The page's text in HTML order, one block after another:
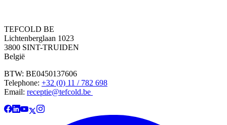
TEFCOLD BE
Lichtenberglaan 1023
3800 SINT-TRUIDEN
België
BTW: BE0450137606
Telephone: +32 (0) 11 / 782 698
Email: receptie@tefcold.be